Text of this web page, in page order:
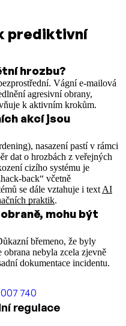
prediktivní
hrozbu?
Vágní e-mailová
agresivní obrany,
k aktivním krokům.
akcí jsou
nasazení pastí v rámci
dat o hrozbách z veřejných
cizího systému je
back“ včetně
se dále vztahuje i text AI
praktik.
mohu být
břemeno, že byly
nebyla zcela zjevně
dokumentace incidentu.
740
regulace